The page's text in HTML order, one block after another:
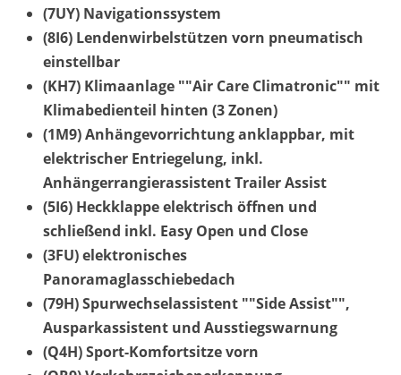
(7UY) Navigationssystem
(8I6) Lendenwirbelstützen vorn pneumatisch
einstellbar
(KH7) Klimaanlage ""Air Care Climatronic"" mit
Klimabedienteil hinten (3 Zonen)
(1M9) Anhängevorrichtung anklappbar, mit
elektrischer Entriegelung, inkl.
Anhängerrangierassistent Trailer Assist
(5I6) Heckklappe elektrisch öffnen und
schließend inkl. Easy Open und Close
(3FU) elektronisches
Panoramaglasschiebedach
(79H) Spurwechselassistent ""Side Assist"",
Ausparkassistent und Ausstiegswarnung
(Q4H) Sport-Komfortsitze vorn